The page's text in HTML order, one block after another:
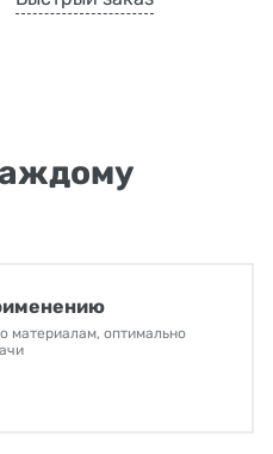
материалам, оптимально